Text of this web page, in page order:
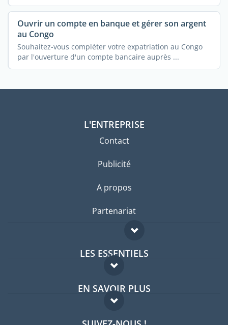
Ouvrir un compte en banque et gérer son argent
au Congo
Souhaitez-vous compléter votre expatriation au Congo
par l'ouverture d'un compte bancaire auprès ...
L'ENTREPRISE
Contact
Publicité
A propos
Partenariat
LES ESSENTIELS
Forum expatriés
Guides pays
EN SAVOIR PLUS
FAQ